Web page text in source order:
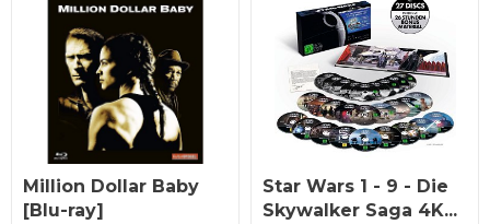
Million Dollar Baby
[Blu-ray]
Star Wars 1 - 9 - Die
Skywalker Saga 4K...